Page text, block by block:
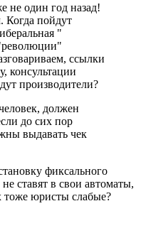
не один год назад!
Когда пойдут
"
ссылки
консультации
производители?
должен
до сих пор
выдавать чек
фиксального
ставят в свои автоматы,
тоже юристы слабые?